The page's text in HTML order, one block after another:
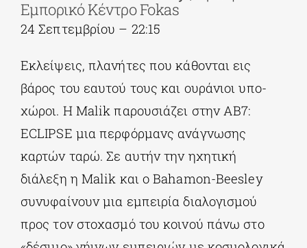
Εμπορικό Κέντρο Fokas
24 Σεπτεμβρίου – 22:15
Εκλείψεις, πλανήτες που κάθονται εις
βάρος του εαυτού τους και ουράνιοι υπο-
χώροι. Η Malik παρουσιάζει στην AB7:
ECLIPSE μια περφόρμανς ανάγνωσης
καρτών ταρώ. Σε αυτήν την ηχητική
διάλεξη η Malik και ο Bahamon-Beesley
συνυφαίνουν μια εμπειρία διαλογισμού
προς τον στοχασμό του κοινού πάνω στο